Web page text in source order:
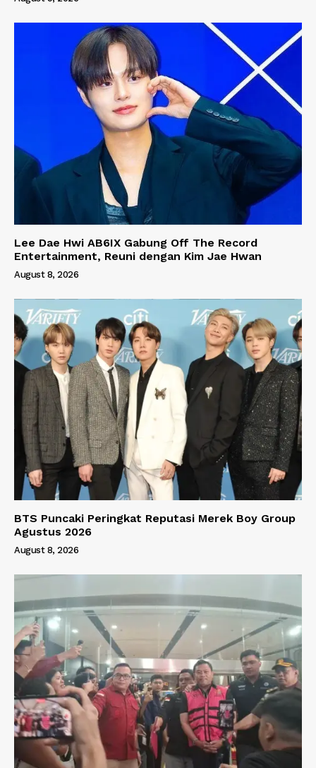
Lee Dae Hwi AB6IX Gabung Off The Record
Entertainment, Reuni dengan Kim Jae Hwan
August 8, 2026
BTS Puncaki Peringkat Reputasi Merek Boy Group
Agustus 2026
August 8, 2026